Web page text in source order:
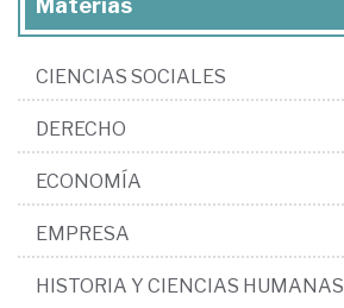
Materias
CIENCIAS SOCIALES
DERECHO
ECONOMÍA
EMPRESA
HISTORIA Y CIENCIAS HUMANAS